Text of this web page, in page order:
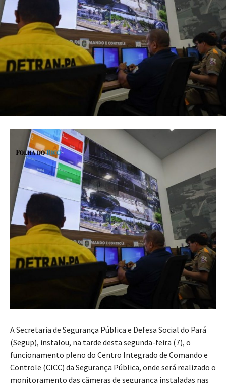
A Secretaria de Segurança Pública e Defesa Social do Pará
(Segup), instalou, na tarde desta segunda-feira (7), o
funcionamento pleno do Centro Integrado de Comando e
Controle (CICC) da Segurança Pública, onde será realizado o
monitoramento das câmeras de segurança instaladas nas